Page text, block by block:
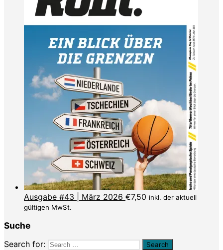
Ausgabe #43 | März 2026 €7,50 inkl. der aktuell
gültigen MwSt.
Suche
Search for: